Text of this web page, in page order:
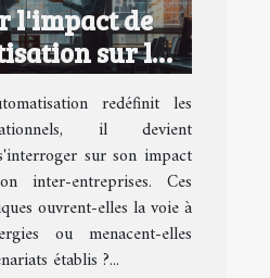
l'impact de
sur la
inter-
redéfinit les
il devient
sur son impact
inter-entreprises. Ces
ouvrent-elles la voie à
ou menacent-elles
établis ?...